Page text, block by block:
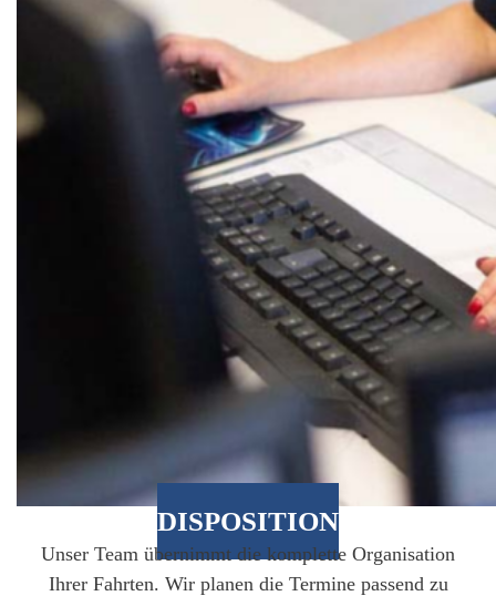
DISPOSITION
Unser Team übernimmt die komplette Organisation
Ihrer Fahrten. Wir planen die Termine passend zu